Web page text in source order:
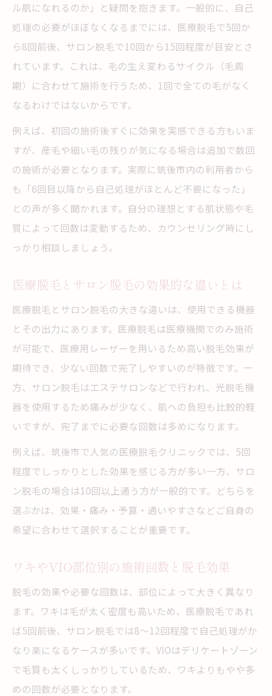
ル肌になれるのか」と疑問を抱きます。一般的に、自己
処理の必要がほぼなくなるまでには、医療脱毛で5回か
ら8回前後、サロン脱毛で10回から15回程度が目安とさ
れています。これは、毛の生え変わるサイクル（毛周
期）に合わせて施術を行うため、1回で全ての毛がなく
なるわけではないからです。
例えば、初回の施術後すぐに効果を実感できる方もいま
すが、産毛や細い毛の残りが気になる場合は追加で数回
の施術が必要となります。実際に筑後市内の利用者から
も「6回目以降から自己処理がほとんど不要になった」
との声が多く聞かれます。自分の理想とする肌状態や毛
質によって回数は変動するため、カウンセリング時にし
っかり相談しましょう。
医療脱毛とサロン脱毛の効果的な違いとは
医療脱毛とサロン脱毛の大きな違いは、使用できる機器
とその出力にあります。医療脱毛は医療機関でのみ施術
が可能で、医療用レーザーを用いるため高い脱毛効果が
期待でき、少ない回数で完了しやすいのが特徴です。一
方、サロン脱毛はエステサロンなどで行われ、光脱毛機
器を使用するため痛みが少なく、肌への負担も比較的軽
いですが、完了までに必要な回数は多めになります。
例えば、筑後市で人気の医療脱毛クリニックでは、5回
程度でしっかりとした効果を感じる方が多い一方、サロ
ン脱毛の場合は10回以上通う方が一般的です。どちらを
選ぶかは、効果・痛み・予算・通いやすさなどご自身の
希望に合わせて選択することが重要です。
ワキやVIO部位別の施術回数と脱毛効果
脱毛の効果や必要な回数は、部位によって大きく異なり
ます。ワキは毛が太く密度も高いため、医療脱毛であれ
ば5回前後、サロン脱毛では8〜12回程度で自己処理がか
なり楽になるケースが多いです。VIOはデリケートゾーン
で毛質も太くしっかりしているため、ワキよりもやや多
めの回数が必要となります。